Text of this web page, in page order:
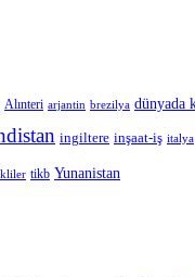
Alınteri arjantin brezilya dünyada
ingiltere inşaat-iş italya
tikb Yunanistan